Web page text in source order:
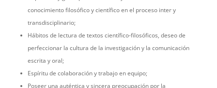
conocimiento filosófico y científico en el proceso inter y
transdisciplinario;
Hábitos de lectura de textos científico-filosóficos, deseo de
perfeccionar la cultura de la investigación y la comunicación
escrita y oral;
Espíritu de colaboración y trabajo en equipo;
Poseer una auténtica y sincera preocupación por la